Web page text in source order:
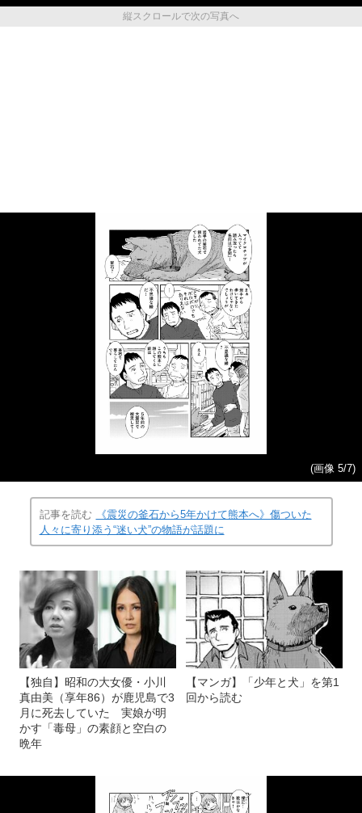
縦スクロールで次の写真へ
(画像 5/7)
記事を読む
《震災の釜石から5年かけて熊本へ》傷ついた
人々に寄り添う“迷い犬”の物語が話題に
【独自】昭和の大女優・小川
真由美（享年86）が鹿児島で3
月に死去していた 実娘が明
かす「毒母」の素顔と空白の
晩年
【マンガ】「少年と犬」を第1
回から読む